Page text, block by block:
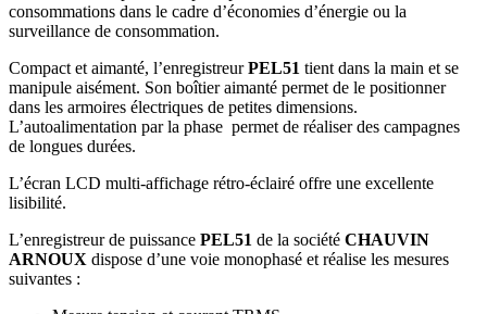
consommations dans le cadre d’économies d’énergie ou la
surveillance de consommation.
Compact et aimanté, l’enregistreurPEL51 tient dans la main et se
manipule aisément. Son boîtier aimanté permet de le positionner
dans les armoires électriques de petites dimensions.
L’autoalimentation par la phase permet de réaliser des campagnes
de longues durées.
L’écran LCD multi-affichage rétro-éclairé offre une excellente
lisibilité.
L’enregistreur de puissance PEL51 de la société CHAUVIN
ARNOUX dispose d’une voie monophasé et réalise les mesures
suivantes :